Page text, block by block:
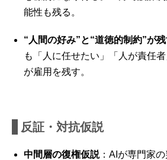
能性も残る。
“人間の好み”と“道徳的制約”が
も「人に任せたい」「人が責任
が雇用を残す。
反証・対抗仮説
中間層の復権仮説：AIが専門家